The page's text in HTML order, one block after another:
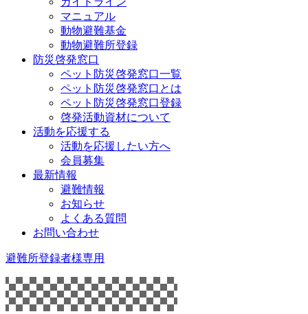
マニュアル
動物避難基金
動物避難所登録
防災啓発窓口
ペット防災啓発窓口一覧
ペット防災啓発窓口とは
ペット防災啓発窓口登録
啓発活動資材について
活動を応援する
活動を応援したい方へ
会員募集
最新情報
避難情報
お知らせ
よくある質問
お問い合わせ
避難所登録者様専用